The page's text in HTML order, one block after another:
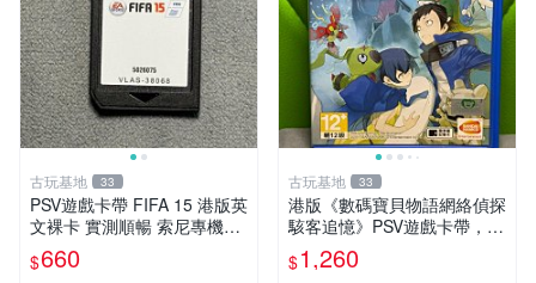
古玩基地 33
PSV遊戲卡帶 FIFA 15 港版英
文裸卡 實測順暢 索尼專機適
用 只此一家 不退不換 買2送
優惠 psv fifa 15 港版 卡帶
$660
古玩基地 33
港版《數碼寶貝物語網絡偵探
駭客追憶》PSV遊戲卡帶，實
測運行順暢，全新成色如圖。
拍前確認，售後無退換。 數
$1,260